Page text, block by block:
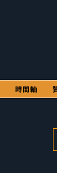
時間軸